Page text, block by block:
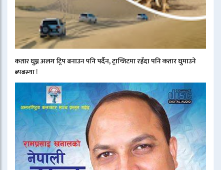
कतार घुम्न अलग ट्रिप बनाउन पनि पर्दैन, ट्रान्जिटमा रहँदा पनि कतार घुमाउने
ब्यबस्था!